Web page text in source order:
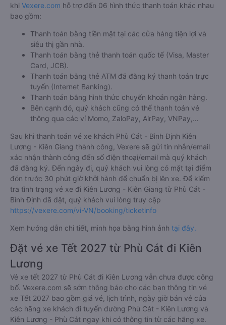
khi Vexere.com hỗ trợ đến 06 hình thức thanh toán khác nhau
bao gồm:
Thanh toán bằng tiền mặt tại các cửa hàng tiện lợi và
siêu thị gần nhà.
Thanh toán bằng thẻ thanh toán quốc tế (Visa, Master
Card, JCB).
Thanh toán bằng thẻ ATM đã đăng ký thanh toán trực
tuyến (Internet Banking).
Thanh toán bằng hình thức chuyển khoản ngân hàng.
Bên cạnh đó, quý khách cũng có thể thanh toán vé
thông qua các ví Momo, ZaloPay, AirPay, VNPay,…
Sau khi thanh toán vé xe khách Phù Cát - Bình Định Kiên
Lương - Kiên Giang thành công, Vexere sẽ gửi tin nhắn/email
xác nhận thành công đến số điện thoại/email mà quý khách
đã đăng ký. Đến ngày đi, quý khách vui lòng có mặt tại điểm
đón trước 30 phút giờ khởi hành để chuẩn bị lên xe. Để kiểm
tra tình trạng vé xe đi Kiên Lương - Kiên Giang từ Phù Cát -
Bình Định đã đặt, quý khách vui lòng truy cập
https://vexere.com/vi-VN/booking/ticketinfo
Xem hướng dẫn chi tiết, minh họa bằng hình ảnh tại đây.
Đặt vé xe Tết 2027 từ Phù Cát đi Kiên
Lương
Vé xe tết 2027 từ Phù Cát đi Kiên Lương vẫn chưa được công
bố. Vexere.com sẽ sớm thông báo cho các bạn thông tin vé
xe Tết 2027 bao gồm giá vé, lịch trình, ngày giờ bán vé của
các hãng xe khách đi tuyến đường Phù Cát - Kiên Lương và
Kiên Lương - Phù Cát ngay khi có thông tin từ các hãng xe.